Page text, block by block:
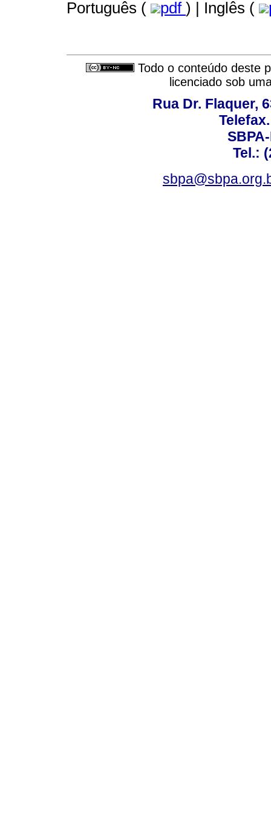
Português (
pdf ) | Inglês (
Todo o conteúdo deste
licenciado sob
Rua Dr. Flaquer,
Tel.: